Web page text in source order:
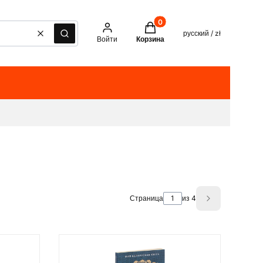
ОчиститьПоиск Войти
Товары в корзине: 0. See
Корзина
русский / zł
Страница из 4 Next